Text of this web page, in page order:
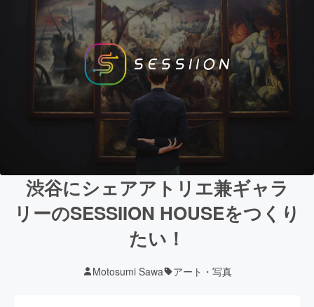
渋谷にシェアアトリエ兼ギャラ
リーのSESSIION HOUSEをつくり
たい！
Motosumi Sawa アート・写真